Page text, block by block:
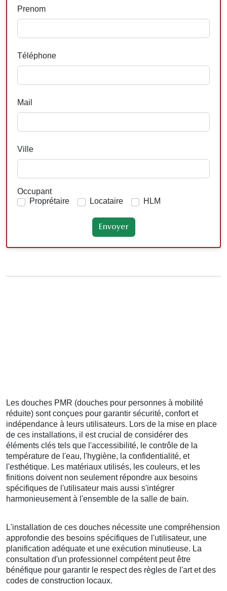
Prenom
Téléphone
Mail
Ville
Occupant
Proprétaire
Locataire HLM
Les douches PMR (douches pour personnes à mobilité
réduite) sont conçues pour garantir sécurité, confort et
indépendance à leurs utilisateurs. Lors de la mise en place
de ces installations, il est crucial de considérer des
éléments clés tels que l'accessibilité, le contrôle de la
température de l'eau, l'hygiène, la confidentialité, et
l'esthétique. Les matériaux utilisés, les couleurs, et les
finitions doivent non seulement répondre aux besoins
spécifiques de l'utilisateur mais aussi s'intégrer
harmonieusement à l'ensemble de la salle de bain.
L'installation de ces douches nécessite une compréhension
approfondie des besoins spécifiques de l'utilisateur, une
planification adéquate et une exécution minutieuse. La
consultation d'un professionnel compétent peut être
bénéfique pour garantir le respect des règles de l'art et des
codes de construction locaux.